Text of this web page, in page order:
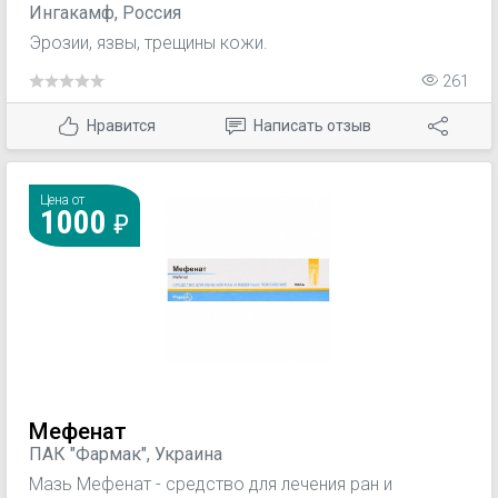
Ингакамф, Россия
Эрозии, язвы, трещины кожи.
261
Нравится Написать отзыв
Цена от
1000
Мефенат
ПАК "Фармак", Украина
Мазь Мефенат - средство для лечения ран и